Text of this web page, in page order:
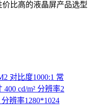
比高的液晶屏产品选
对比度1000:1 常
cd/m² 分辨率2
辨率1280*1024